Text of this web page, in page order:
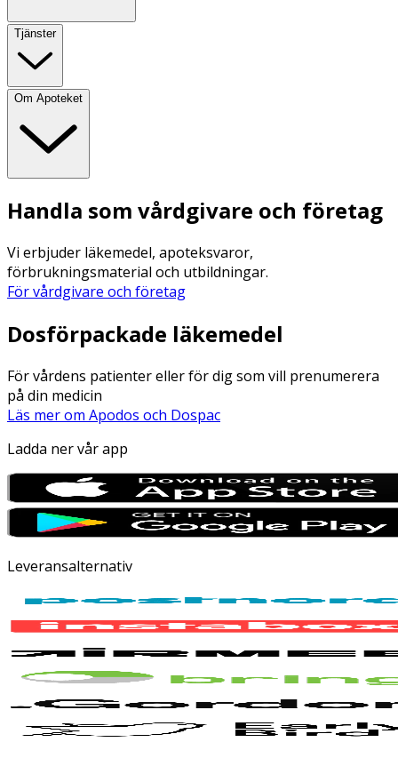
Tjänster
Om Apoteket
Handla som vårdgivare och företag
Vi erbjuder läkemedel, apoteksvaror,
förbrukningsmaterial och utbildningar.
För vårdgivare och företag
Dosförpackade läkemedel
För vårdens patienter eller för dig som vill prenumerera
på din medicin
Läs mer om Apodos och Dospac
Ladda ner vår app
Leveransalternativ